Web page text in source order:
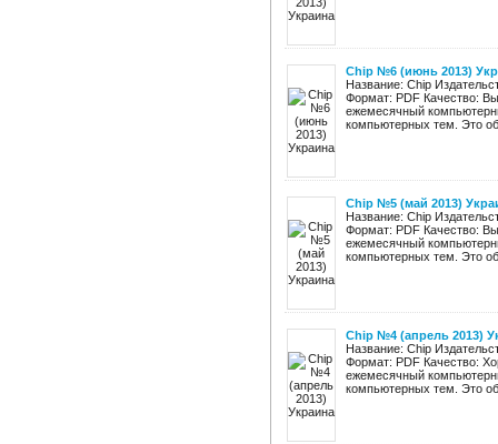
Chip №6 (июнь 2013)
Название: Chip
Формат: PDF Качество:
ежемесячный
компьютерных тем. Это
Chip №5 (май 2013)
Название: Chip
Формат: PDF Качество:
ежемесячный
компьютерных тем. Это
Chip №4 (апрель 2013)
Название: Chip
Формат: PDF Качество:
ежемесячный
компьютерных тем. Это